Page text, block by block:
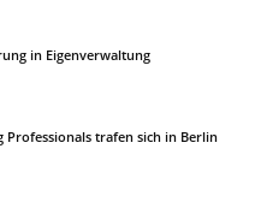
in Eigenverwaltung
Professionals trafen sich in Berlin